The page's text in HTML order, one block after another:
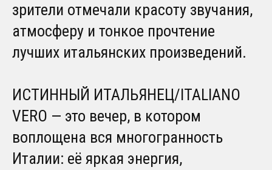
зрители отмечали красоту звучания,
атмосферу и тонкое прочтение
лучших итальянских произведений.
ИСТИННЫЙ ИТАЛЬЯНЕЦ/ITALIANO
VERO — это вечер, в котором
воплощена вся многогранность
Италии: её яркая энергия,